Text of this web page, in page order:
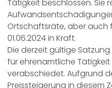
Tätigkeit beschlossen. Sie
Ortschaftsräte, aber auch
01.06.2024 in Kraft.
Die derzeit gültige
für ehrenamtliche Tätigkeit
verabschiedet. Aufgrund
Preissteigerung in diesem